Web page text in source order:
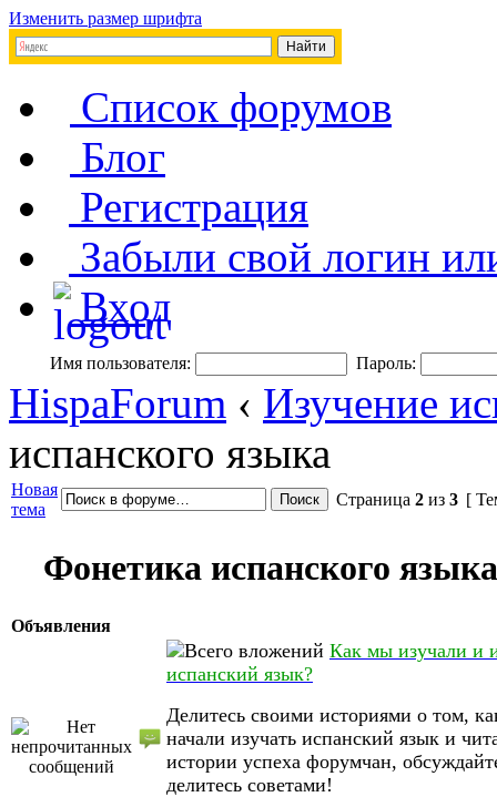
Изменить размер шрифта
Список форумов
Блог
Регистрация
Забыли свой логин
Вход
Имя пользователя: Пароль:
HispaForum ‹ Изучение
испанского языка
Новая
тема
Страница 2 из 3 [
Фонетика испанского
Объявления
Как мы изучали и
испанский язык?
Делитесь своими историями о том,
начали изучать испанский язык и
истории успеха форумчан,
делитесь советами!